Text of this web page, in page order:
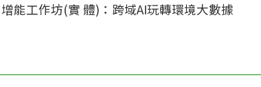
能工作坊(實 體)：跨域AI玩轉環境大數據